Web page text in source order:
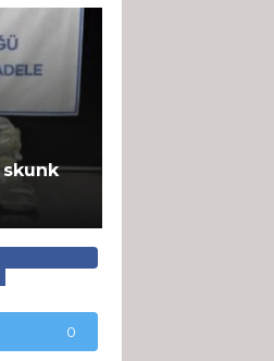
Yönelik Şiddetle
toplantısı yapıldı
skunk
0